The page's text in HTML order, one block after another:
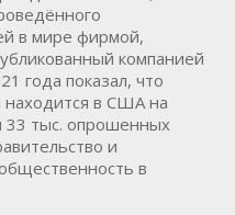
в мире фирмой,
компанией
года показал, что
находится в США на
33 тыс. опрошенных
и
в